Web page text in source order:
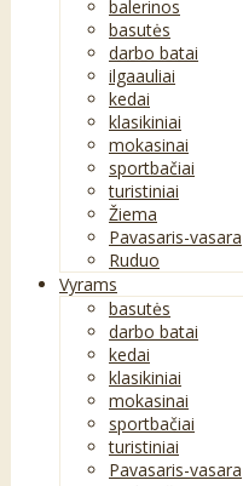
balerinos
basutės
darbo batai
ilgaauliai
kedai
klasikiniai
mokasinai
sportbačiai
turistiniai
Žiema
Pavasaris-vasara
Ruduo
Vyrams
basutės
darbo batai
kedai
klasikiniai
mokasinai
sportbačiai
turistiniai
Pavasaris-vasara